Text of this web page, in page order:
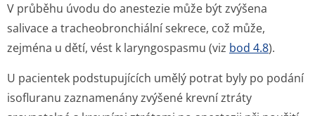
V průběhu úvodu do anestezie může být zvýšena
salivace a tracheobronchiální sekrece, což může,
zejména u dětí, vést k laryngospasmu (viz bod 4.8).
U pacientek podstupujících umělý potrat byly po podání
isofluranu zaznamenány zvýšené krevní ztráty